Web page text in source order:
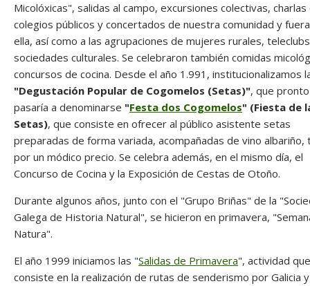
Micolóxicas", salidas al campo, excursiones colectivas, charlas
colegios públicos y concertados de nuestra comunidad y
ella, así como a las agrupaciones de mujeres rurales,
sociedades culturales. Se celebraron también comidas
concursos de cocina. Desde el año 1.991, institucionalizamos
"Degustación Popular de Cogomelos (Setas)", que pronto
pasaría a denominarse "Festa dos Cogomelos" (Fiesta de
Setas), que consiste en ofrecer al público asistente setas
preparadas de forma variada, acompañadas de vino albariño,
por un módico precio. Se celebra además, en el mismo día, el
Concurso de Cocina y la Exposición de Cestas de Otoño.
Durante algunos años, junto con el "Grupo Briñas" de la
Galega de Historia Natural", se hicieron en primavera,
Natura".
El año 1999 iniciamos las "Salidas de Primavera", actividad que
consiste en la realización de rutas de senderismo por Galicia y